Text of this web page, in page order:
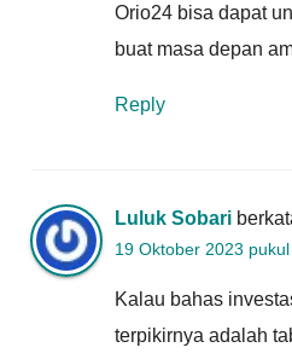
Orio24 bisa dapat
buat masa depan
Reply
Luluk Sobari
19 Oktober 2023
Kalau bahas
terpikirnya adalah